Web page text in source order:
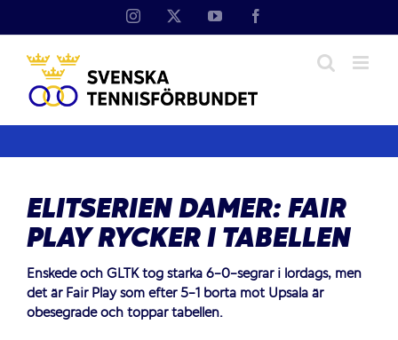
Instagram YouTube
ELITSERIEN DAMER: FAIR
PLAY RYCKER I TABELLEN
Enskede och GLTK tog starka 6-0-segrar i lördags, men
det är Fair Play som efter 5-1 borta mot Upsala är
obesegrade och toppar tabellen.